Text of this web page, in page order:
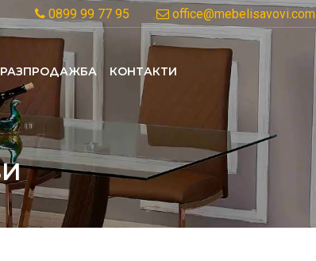
0899 99 77 95 office@mebelisavovi.com
РАЗПРОДАЖБА КОНТАКТИ